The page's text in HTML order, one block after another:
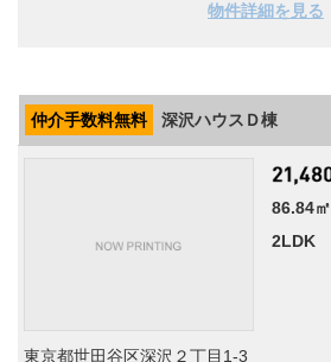
物件詳細を見る
仲介手数料無料 深沢ハウスＤ棟
86.84㎡
2LDK
東京都世田谷区深沢２丁目1-3